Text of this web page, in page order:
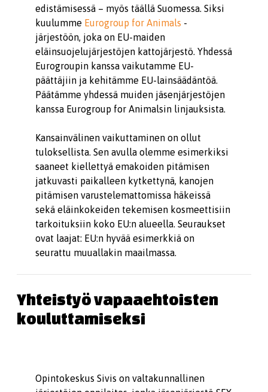
edistämisessä – myös täällä Suomessa. Siksi
kuulumme Eurogroup for Animals -
järjestöön, joka on EU-maiden
eläinsuojelujärjestöjen kattojärjestö. Yhdessä
Eurogroupin kanssa vaikutamme EU-
päättäjiin ja kehitämme EU-lainsäädäntöä.
Päätämme yhdessä muiden jäsenjärjestöjen
kanssa Eurogroup for Animalsin linjauksista.
Kansainvälinen vaikuttaminen on ollut
tuloksellista. Sen avulla olemme esimerkiksi
saaneet kiellettyä emakoiden pitämisen
jatkuvasti paikalleen kytkettynä, kanojen
pitämisen varustelemattomissa häkeissä
sekä eläinkokeiden tekemisen kosmeettisiin
tarkoituksiin koko EU:n alueella. Seuraukset
ovat laajat: EU:n hyvää esimerkkiä on
seurattu muuallakin maailmassa.
Yhteistyö vapaaehtoisten
kouluttamiseksi
Opintokeskus Sivis on valtakunnallinen